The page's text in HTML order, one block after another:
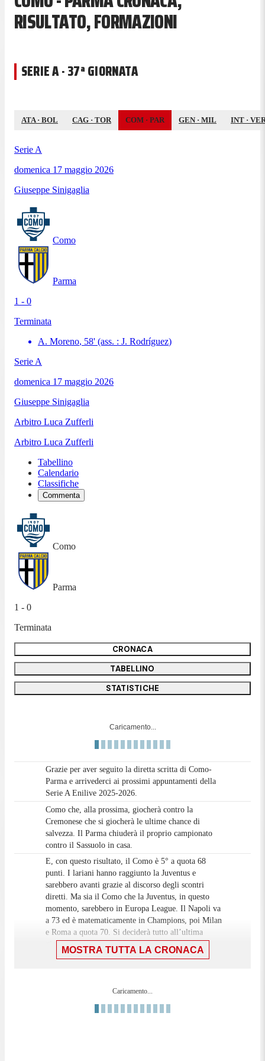
RISULTATO, FORMAZIONI
SERIE A · 37ª GIORNATA
ATA· BOL CAG · TOR COM · PAR GEN · MIL INT ·
Serie A
domenica 17 maggio 2026
Giuseppe Sinigaglia
Como
Parma
1 - 0
Terminata
A. Moreno, 58' (ass. : J. Rodríguez)
Serie A
domenica 17 maggio 2026
Giuseppe Sinigaglia
Arbitro Luca Zufferli
Arbitro Luca Zufferli
Tabellino
Calendario
Classifiche
Commenta
Como
Parma
1 - 0
Terminata
CRONACA
TABELLINO
STATISTICHE
Caricamento...
Grazie per aver seguito la diretta scritta di Como-
Parma e arrivederci ai prossimi appuntamenti della
Serie A Enilive 2025-2026.
Como che, alla prossima, giocherà contro la
Cremonese che si giocherà le ultime chance di
salvezza. Il Parma chiuderà il proprio campionato
contro il Sassuolo in casa.
E, con questo risultato, il Como è 5° a quota 68
punti. I lariani hanno raggiunto la Juventus e
sarebbero avanti grazie al discorso degli scontri
diretti. Ma sia il Como che la Juventus, in questo
momento, sarebbero in Europa League. Il Napoli va
a 73 ed è matematicamente in Champions, poi Milan
e Roma a quota 70. Si deciderà tutto all’ultima
Finita su tutti i campi: Como-Parma 1-0, Genoa-
il successo grazie al gol di Alberto Moreno. Da
MOSTRA TUTTA LA CRONACA
Caricamento...